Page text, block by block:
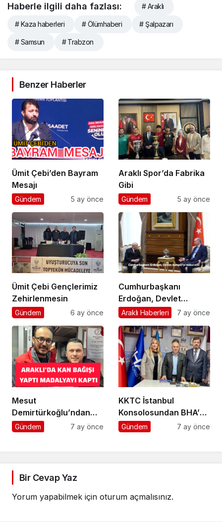
Haberle ilgili daha fazlası: # Araklı
# Kaza haberleri # Ölümhaberi # Şalpazarı
# Samsun # Trabzon
Benzer Haberler
Ümit Çebi’den Bayram
Mesajı
Gündem 5 ay önce
Araklı Spor’da Fabrika
Gibi
Gündem 5 ay önce
Ümit Çebi Gençlerimiz
Zehirlenmesin
Gündem 6 ay önce
Cumhurbaşkanı
Erdoğan, Devlet
Bahçeli’yi kabul etti
Araklı Haberleri 7 ay önce
Mesut
Demirtürkoğlu’ndan
Örnek Davranış
Gündem 7 ay önce
KKTC İstanbul
Konsolosundan BHA’ya
Ziyaret
Gündem 7 ay önce
Bir Cevap Yaz
Yorum yapabilmek için oturum açmalısınız.